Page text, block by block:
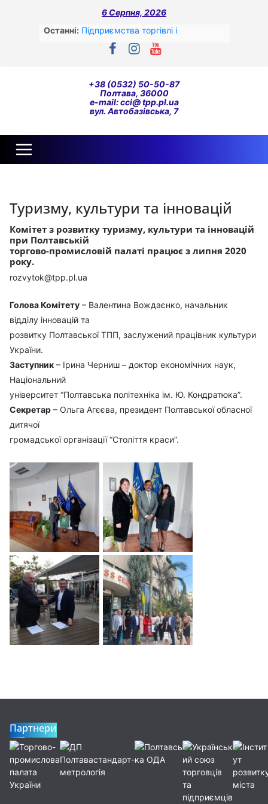
6 Серпня, 2026
Останні: Підприємства торгівлі і
переробної промисловості –
лідери сплати податків за перший
До уваги!
ОПИТУВАННЯ ОРГАНІЗАЦІЙ
ГРОМАДЯНСЬКОГО СУСПІЛЬСТВА
ЩОДО ЇХ ВЗАЄМОДІЇ З
ТА ОРГАНАМИ МІСЦЕВОГО
АГРАРНОГО ТА СІЛЬСЬКОГО
соя/ріпак!!!
підприємництво у часі війни
+38 (0532) 50-50-87
Полтава, 36000
e-mail: cci@ tpp.pl.ua
вул. Автобазівська, 7
Туризму, культури та інновацій
Комітет з розвитку туризму, культури та інновацій
при Полтавській
торгово-промисловій палаті працює з липня 2020
року.
rozvytok@tpp.pl.ua
Голова Комітету – Валентина Вождаєнко, начальник
відділу інновацій та
розвитку Полтавської ТПП, заслужений працівник культури
України.
Заступник – Ірина Черниш – доктор економічних наук,
Національний
університет “Полтавська політехніка ім. Ю. Кондратюка”.
Секретар – Ольга Агєєва, президент Полтавської обласної
дитячої
громадської організації “Століття краси”.
Партнери